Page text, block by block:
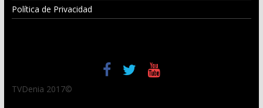
Política de Privacidad
TVDenia 2017©